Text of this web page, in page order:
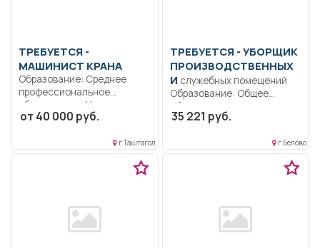
ТРЕБУЕТСЯ -
МАШИНИСТ КРАНА
Образование: Среднее
профессиональное
образование.. Управление
мостовыми кранами
от 40 000 руб.
г Таштагол
ТРЕБУЕТСЯ - УБОРЩИК
ПРОИЗВОДСТВЕННЫХ
И служебных помещений
Образование: Общее
образование.. Выполнение
должностных
35 221 руб.
г Белово